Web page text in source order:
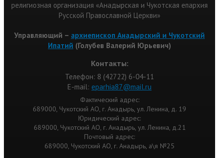
религиозная организация «Анадырская и Чукотская епархия
Русской Православной Церкви»
Управляющий – архиепископ Анадырский и Чукотский
Ипатий (Голубев Валерий Юрьевич)
Контакты:
Телефон: 8 (42722) 6-04-11
Е-mail: eparhia87@mail.ru
Фактический адрес:
689000, Чукотский АО, г. Анадырь, ул. Ленина, д. 19
Юридический адрес:
689000, Чукотский АО, г. Анадырь, ул. Ленина, д.21
Почтовый адрес:
689000, Чукотский АО, г. Анадырь, а\я №25